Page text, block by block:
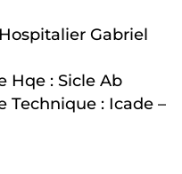
Gabriel
Hqe : Sicle Ab
Technique : Icade –